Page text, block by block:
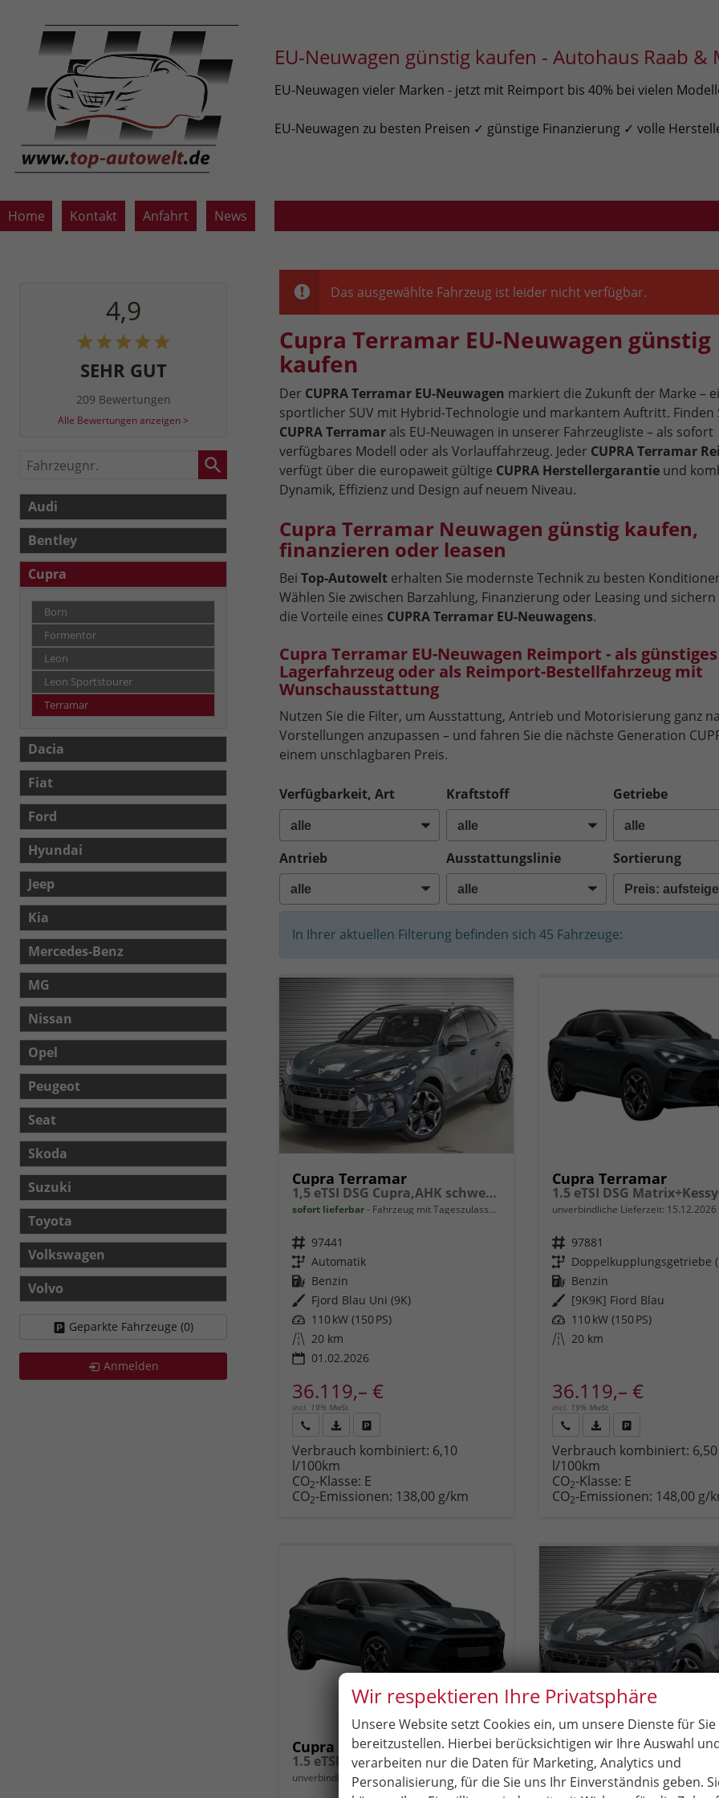
EU-Neuwagen günstig kaufen - Autohaus Raab &
EU-Neuwagen vieler Marken - jetzt mit Reimport bis 40% bei vielen
EU-Neuwagen zu besten Preisen ✓ günstige Finanzierung ✓ volle
Home Kontakt Anfahrt News
Das ausgewählte Fahrzeug ist leider nicht verfügbar.
Cupra Terramar EU-Neuwagen günstig
kaufen
Der CUPRA Terramar EU-Neuwagen markiert die Zukunft der Marke –
sportlicher SUV mit Hybrid-Technologie und markantem Auftritt. Finden
CUPRA Terramarals EU-Neuwagen in unserer Fahrzeugliste – als sofort
verfügbares Modell oder als Vorlauffahrzeug. Jeder CUPRA Terramar
verfügt über die europaweit gültige CUPRA Herstellergarantieund
Dynamik, Effizienz und Design auf neuem Niveau.
Cupra Terramar Neuwagen günstig kaufen,
finanzieren oder leasen
Bei Top-Autowelterhalten Sie modernste Technik zu besten
Wählen Sie zwischen Barzahlung, Finanzierung oder Leasing und sichern
die Vorteile eines CUPRA Terramar EU-Neuwagens.
Cupra Terramar EU-Neuwagen Reimport - als günstiges
Lagerfahrzeug oder als Reimport-Bestellfahrzeug mit
Wunschausstattung
Nutzen Sie die Filter, um Ausstattung, Antrieb und Motorisierung ganz
Vorstellungen anzupassen – und fahren Sie die nächste Generation
einem unschlagbaren Preis.
Verfügbarkeit, Art Kraftstoff Getriebe
Antrieb Ausstattungslinie Sortierung
In Ihrer aktuellen Filterung befinden sich 45 Fahrzeuge:
Cupra Terramar
1,5 eTSI DSG Cupra,AHK schwenkbar -LAG.
sofort lieferbar Fahrzeug mit Tageszulassung
Fahrzeugnr. 97441
Getriebe Automatik
Kraftstoff Benzin
Außenfarbe Fjord Blau Uni (9K)
Leistung 110 kW (150 PS)
Kilometerstand 20 km
01.02.2026
36.119,– €
incl. 19% MwSt.
anfordernDatei,
Fahrzeugexposé
drucken
drucken,
oder
vergleichen
Verbrauch kombiniert: 6,10
l/100km
CO2-Klasse: E
CO2-Emissionen: 138,00 g/km
Cupra Terramar
unverbindliche Lieferzeit: 15.12.2026
Fahrzeugnr. 97881
Getriebe Doppelkupplungsgetriebe
Kraftstoff Benzin
Außenfarbe [9K9K] Fiord Blau
Leistung 110 kW (150 PS)
Kilometerstand 20 km
36.119,– €
incl. 19% MwSt.
anfordernDatei,
Fahrzeugexposé
drucken
drucken,
oder
vergleichen
Verbrauch kombiniert: 6,50
l/100km
CO2-Klasse: E
CO2-Emissionen: 148,00 g/
Cupra Terramar
1.5 eTSI DSG Matrix+Kessy+AHK+eHeck+Dinamica+CarPlay+eHeck+GV5
unverbindliche Lieferzeit:15.12.2026 Neuwagen
Cupra Terramar
1,5 eTSI DSG - LAGER
unverbindliche Lieferzeit:20.08.2026
4,9
SEHR GUT
209 Bewertungen
Alle Bewertungen anzeigen >
Fahrzeugnr.
Audi
Bentley
Cupra
Born
Formentor
Leon
Leon Sportstourer
Terramar
Dacia
Fiat
Ford
Hyundai
Jeep
Kia
Mercedes-Benz
MG
Nissan
Opel
Peugeot
Seat
Skoda
Suzuki
Toyota
Volkswagen
Volvo
Geparkte Fahrzeuge (0)
Anmelden
Wir respektieren Ihre Privatsphäre
Unsere Website setzt Cookies ein, um unsere Dienste für Sie
bereitzustellen. Hierbei berücksichtigen wir Ihre Auswahl
verarbeiten nur die Daten für Marketing, Analytics und
Personalisierung, für die Sie uns Ihr Einverständnis geben.